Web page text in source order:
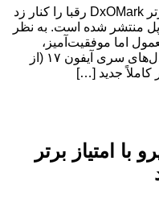
دوربین سلفی آیفون ۱۷ پرو با امتیاز برتر DxOMark رقبا را کنار زد
منتشر شده است. به نظر
اما موفقیت‌آمیز،
تصمیم گرفته تا دوربین سلفی تمام مدل‌های سری آیفون ۱۷ (از
کاملاً جدید […]
سلفی آیفون ۱۷ پرو با امتیاز برتر